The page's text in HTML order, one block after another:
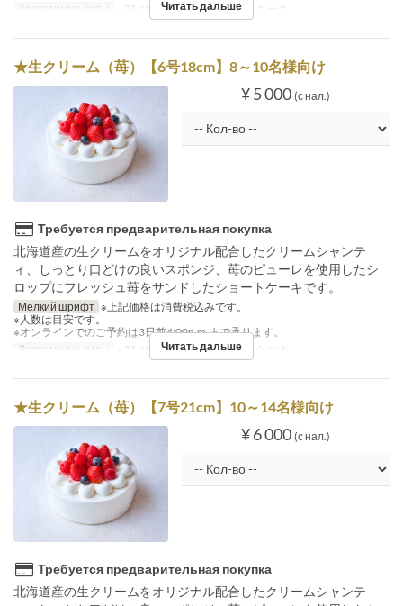
Допустимые даты
~ 31 авг. Категория места ケーキ
Читать дальше
★生クリーム（苺）【6号18cm】8～10名様向け
¥ 5 000 (с нал.)
Требуется предварительная покупка
北海道産の生クリームをオリジナル配合したクリームシャンテ
ィ、しっとり口どけの良いスポンジ、苺のピューレを使用したシ
ロップにフレッシュ苺をサンドしたショートケーキです。
Мелкий шрифт ※上記価格は消費税込みです。
※人数は目安です。
※オンラインでのご予約は3日前4:00p.m.まで承ります。
Допустимые даты
~ 31 авг. Категория места ケーキ
Читать дальше
★生クリーム（苺）【7号21cm】10～14名様向け
¥ 6 000 (с нал.)
Требуется предварительная покупка
北海道産の生クリームをオリジナル配合したクリームシャンテ